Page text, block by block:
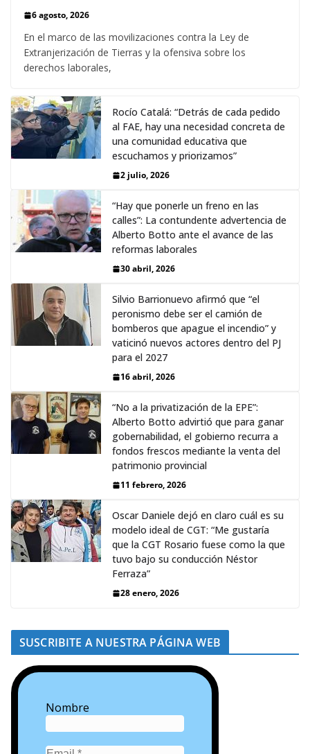
6 agosto, 2026
En el marco de las movilizaciones contra la Ley de
Extranjerización de Tierras y la ofensiva sobre los
derechos laborales,
Rocío Catalá: “Detrás de cada pedido
al FAE, hay una necesidad concreta de
una comunidad educativa que
escuchamos y priorizamos”
2 julio, 2026
“Hay que ponerle un freno en las
calles”: La contundente advertencia de
Alberto Botto ante el avance de las
reformas laborales
30 abril, 2026
Silvio Barrionuevo afirmó que “el
peronismo debe ser el camión de
bomberos que apague el incendio” y
vaticinó nuevos actores dentro del PJ
para el 2027
16 abril, 2026
“No a la privatización de la EPE”:
Alberto Botto advirtió que para ganar
gobernabilidad, el gobierno recurra a
fondos frescos mediante la venta del
patrimonio provincial
11 febrero, 2026
Oscar Daniele dejó en claro cuál es su
modelo ideal de CGT: “Me gustaría
que la CGT Rosario fuese como la que
tuvo bajo su conducción Néstor
Ferraza”
28 enero, 2026
SUSCRIBITE A NUESTRA PÁGINA WEB
Nombre